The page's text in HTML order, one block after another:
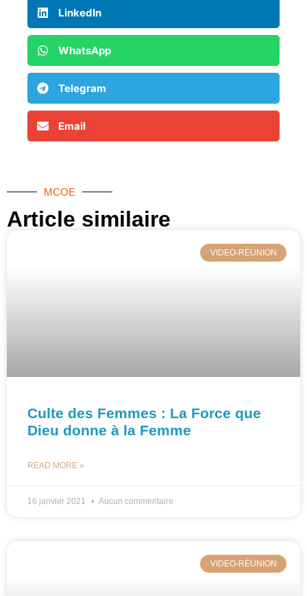
LinkedIn
WhatsApp
Telegram
Email
MCOE
Article similaire​
VIDEO-RÉUNION
Culte des Femmes : La Force que
Dieu donne à la Femme
READ MORE »
16 janvier 2021 Aucun commentaire
VIDEO-RÉUNION